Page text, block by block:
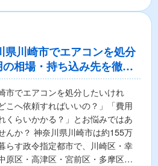
県川崎市でエアコンを処分
相場・持ち込み先を徹底
市でエアコンを処分したいけれ
こへ依頼すればいいの？」「費用
くらいかかる？」とお悩みではあ
んか？ 神奈川県川崎市は約155万
らす政令指定都市で、川崎区・幸
原区・高津区・宮前区・多摩区・